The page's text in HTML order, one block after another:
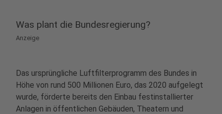
Was plant die Bundesregierung?
Anzeige
Das ursprüngliche Luftfilterprogramm des Bundes in
Höhe von rund 500 Millionen Euro, das 2020 aufgelegt
wurde, förderte bereits den Einbau festinstallierter
Anlagen in öffentlichen Gebäuden, Theatern und